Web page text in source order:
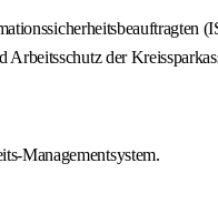
der
Managementsystem.